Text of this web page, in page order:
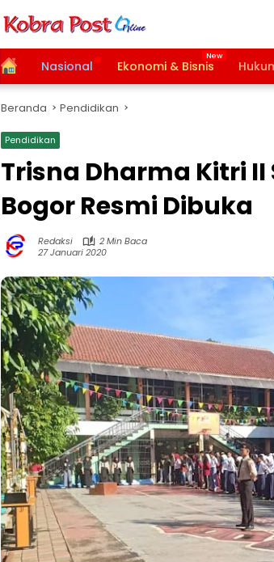
HomeNasional Ekonomi & Bisnis
Beranda Pendidikan
Pendidikan
Trisna Dharma Kitri II
Bogor Resmi Dibuka
Redaksi
2 Min Baca
27 Januari 2020